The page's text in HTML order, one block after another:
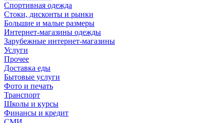
Спортивная одежда
Стоки, дисконты и рынки
Большие и малые размеры
Интернет-магазины одежды
Зарубежные интернет-магазины
Услуги
Прочее
Доставка еды
Бытовые услуги
Фото и печать
Транспорт
Школы и курсы
Финансы и кредит